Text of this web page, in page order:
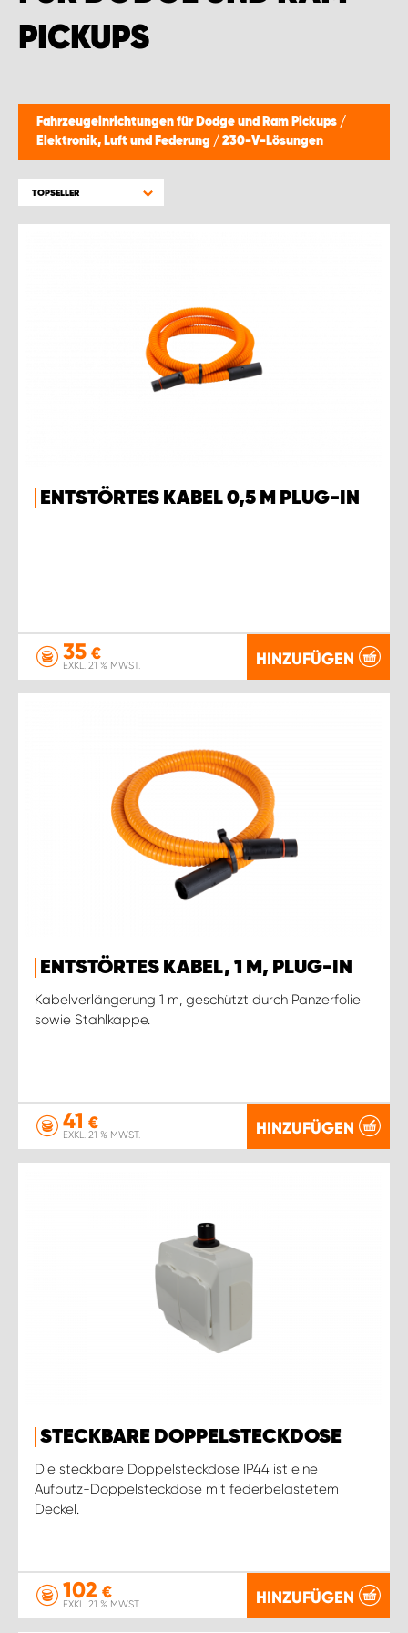
PICKUPS
Fahrzeugeinrichtungen für Dodge und Ram Pickups /
Elektronik, Luft und Federung / 230-V-Lösungen
TOPSELLER
ENTSTÖRTES KABEL 0,5 M PLUG-IN
35 €
EXKL. 21 % MWST. HINZUFÜGEN
ENTSTÖRTES KABEL, 1 M, PLUG-IN
Kabelverlängerung 1 m, geschützt durch Panzerfolie
sowie Stahlkappe.
41 €
EXKL. 21 % MWST. HINZUFÜGEN
STECKBARE DOPPELSTECKDOSE
Die steckbare Doppelsteckdose IP44 ist eine
Aufputz-Doppelsteckdose mit federbelastetem
Deckel.
102 €
EXKL. 21 % MWST. HINZUFÜGEN
WORK SYSTEM BRÜSSEL
WORK SYSTEM NAMEN
WORK SYSTEM WORK SYSTEM BRÜGGE